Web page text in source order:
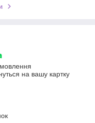
на вашу картку